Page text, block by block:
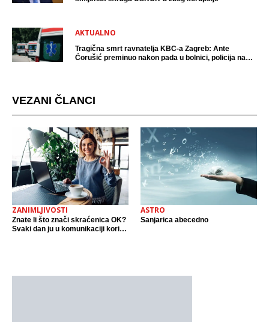
AKTUALNO
Tragična smrt ravnatelja KBC-a Zagreb: Ante
Ćorušić preminuo nakon pada u bolnici, policija na
VEZANI ČLANCI
ZANIMLJIVOSTI
Znate li što znači skraćenica OK?
Svaki dan ju u komunikaciji koristi
ASTRO
Sanjarica abecedno